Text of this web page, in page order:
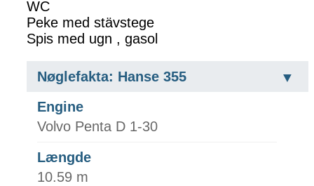
WC
Peke med stävstege
Spis med ugn , gasol
Nøglefakta: Hanse 355
Engine
Volvo Penta D 1-30
Længde
10.59 m